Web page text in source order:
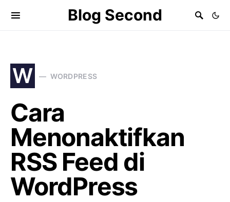
Blog Second
W WORDPRESS
Cara
Menonaktifkan
RSS Feed di
WordPress